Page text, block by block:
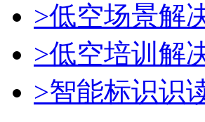
>低空场景解
>低空培训解
>智能标识识